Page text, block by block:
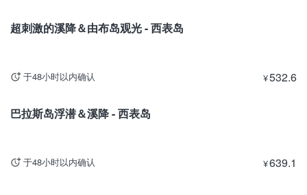
超刺激的溪降＆由布岛观光 - 西表岛
于48小时以内确认 ¥532.6
巴拉斯岛浮潜＆溪降 - 西表岛
于48小时以内确认 ¥639.1